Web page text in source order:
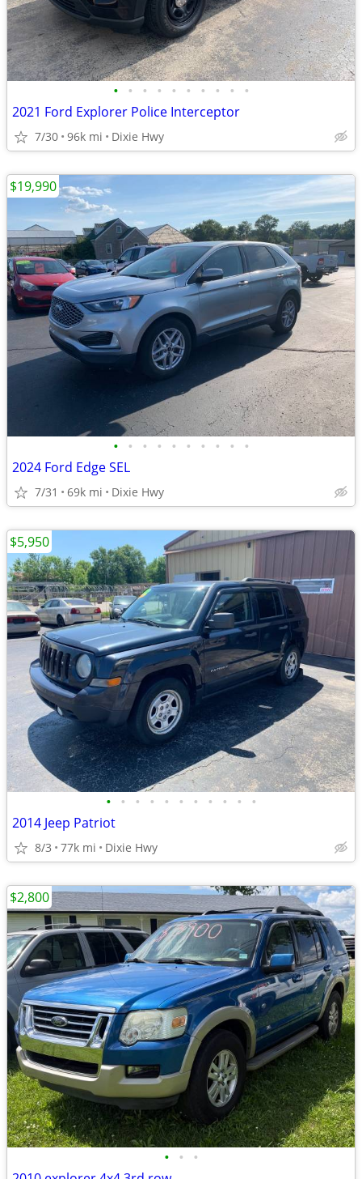
• • • • • • • • • •
2021 Ford Explorer Police Interceptor
7/30 96k mi Dixie Hwy
• • • • • • • • • •
2024 Ford Edge SEL
7/31 69k mi Dixie Hwy
$19,990
• • • • • • • • • • •
2014 Jeep Patriot
8/3 77k mi Dixie Hwy
$5,950
• • •
$2,800